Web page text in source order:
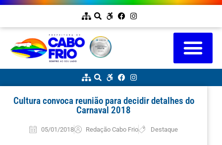
Cultura convoca reunião para decidir detalhes do
Carnaval 2018
05/01/2018 Redação Cabo Frio Destaque